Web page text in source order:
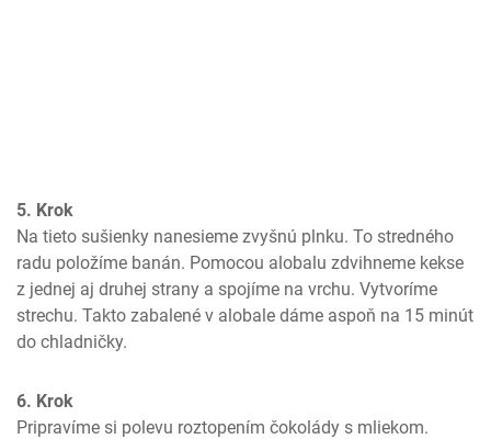
5. Krok
Na tieto sušienky nanesieme zvyšnú plnku. To stredného
radu položíme banán. Pomocou alobalu zdvihneme kekse
z jednej aj druhej strany a spojíme na vrchu. Vytvoríme
strechu. Takto zabalené v alobale dáme aspoň na 15 minút
do chladničky.
6. Krok
Pripravíme si polevu roztopením čokolády s mliekom.